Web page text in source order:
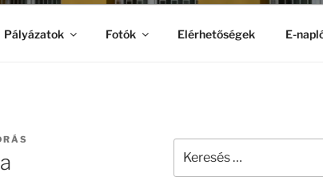
Pályázatok Fotók Elérhetőségek E-
következő